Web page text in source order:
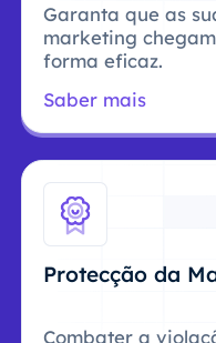
Garanta que as
marketing
forma eficaz.
Saber mais
Protecção da
Combater a